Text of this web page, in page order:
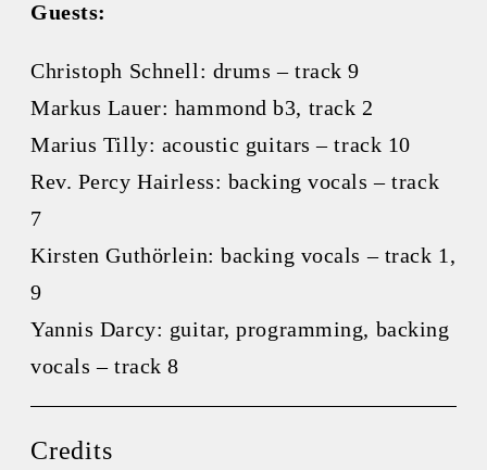
Guests:
Christoph Schnell: drums – track 9
Markus Lauer: hammond b3, track 2
Marius Tilly: acoustic guitars – track 10
Rev. Percy Hairless: backing vocals – track
7
Kirsten Guthörlein: backing vocals – track 1,
9
Yannis Darcy: guitar, programming, backing
vocals – track 8
Credits